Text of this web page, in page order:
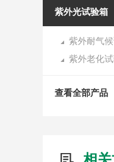
紫外光试验箱
紫外耐气
紫外老化
查看全部产品